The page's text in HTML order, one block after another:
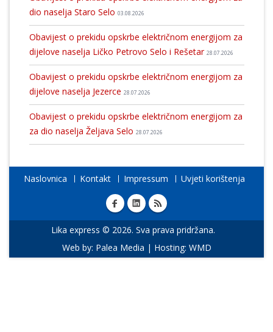
dio naselja Staro Selo 03.08.2026
Obavijest o prekidu opskrbe električnom energijom za
dijelove naselja Ličko Petrovo Selo i Rešetar 28.07.2026
Obavijest o prekidu opskrbe električnom energijom za
dijelove naselja Jezerce 28.07.2026
Obavijest o prekidu opskrbe električnom energijom za
za dio naselja Željava Selo 28.07.2026
Naslovnica Kontakt Impressum Uvjeti korištenja
Lika express © 2026. Sva prava pridržana.
Web by: Palea Media | Hosting: WMD